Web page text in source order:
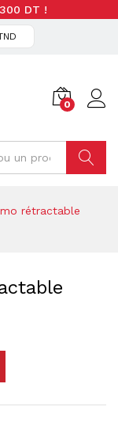
DT !
0
rétractable